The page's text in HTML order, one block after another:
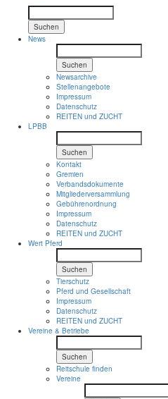
Suchen
News
Suchen
Newsarchive
Stellenangebote
Impressum
Datenschutz
REITEN und ZUCHT
LPBB
Suchen
Kontakt
Gremien
Verbandsdokumente
Mitgliederversammlung
Gebührenordnung
Impressum
Datenschutz
REITEN und ZUCHT
Wert Pferd
Suchen
Tierschutz
Pferd und Gesellschaft
Impressum
Datenschutz
REITEN und ZUCHT
Vereine & Betriebe
Suchen
Reitschule finden
Vereine